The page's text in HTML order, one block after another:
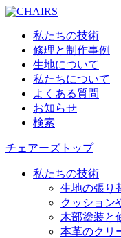
私たちの技術
修理と制作事例
生地について
私たちについて
よくある質問
お知らせ
検索
チェアーズトップ
私たちの技術
生地の張り
クッション
木部塗装と
本革のクリ